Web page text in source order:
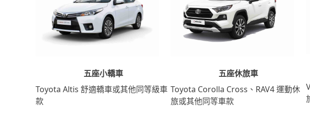
五座小轎車
Toyota Altis 舒適轎車或其他同等級車
款
五座休旅車
Toyota Corolla Cross、RAV4 運動休
旅或其他同等車款